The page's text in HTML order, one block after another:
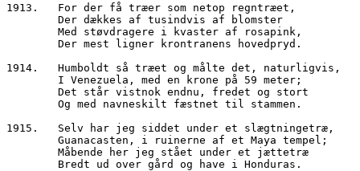
1913.	For der få træer som netop regntræet,
        Der dækkes af tusindvis af blomster
        Med støvdragere i kvaster af rosapink,
        Der mest ligner krontranens hovedpryd.
1914.	Humboldt så træet og målte det, naturligvis,
        I Venezuela, med en krone på 59 meter;
        Det står vistnok endnu, fredet og stort
        Og med navneskilt fæstnet til stammen.
1915.	Selv har jeg siddet under et slægtningetræ,
        Guanacasten, i ruinerne af et Maya tempel;
        Måbende her jeg stået under et jættetræ
        Bredt ud over gård og have i Honduras.